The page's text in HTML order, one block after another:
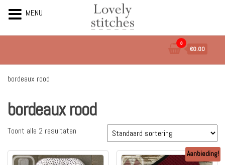
de
inhoud
0
€0.00
bordeaux rood
bordeaux rood
Toont alle 2 resultaten
Aanbieding!
MENU